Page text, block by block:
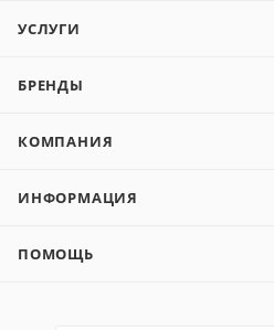
УСЛУГИ
БРЕНДЫ
КОМПАНИЯ
ИНФОРМАЦИЯ
ПОМОЩЬ